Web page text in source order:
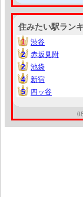
住みたい駅ラン
1
1
渋谷
2
2
赤坂見附
2
2
池袋
4
4
新宿
5
5 四ッ谷